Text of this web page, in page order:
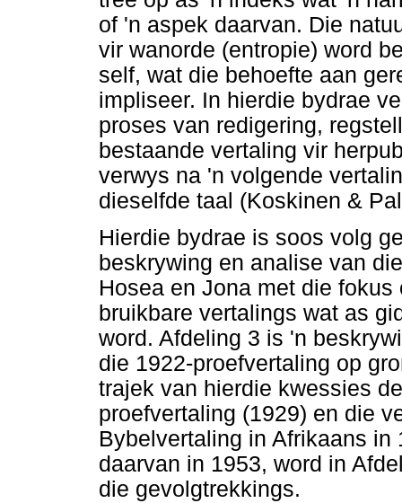
of 'n aspek daarvan. Die
vir wanorde (entropie) word
self, wat die behoefte aan
impliseer. In hierdie bydrae
proses van redigering,
bestaande vertaling vir
verwys na 'n volgende
dieselfde taal (Koskinen &
Hierdie bydrae is soos volg
beskrywing en analise van
Hosea en Jona met die
bruikbare vertalings wat as
word. Afdeling 3 is 'n
die 1922-proefvertaling op
trajek van hierdie kwessies
proefvertaling (1929) en die
Bybelvertaling in Afrikaans
daarvan in 1953, word in
die gevolgtrekkings.